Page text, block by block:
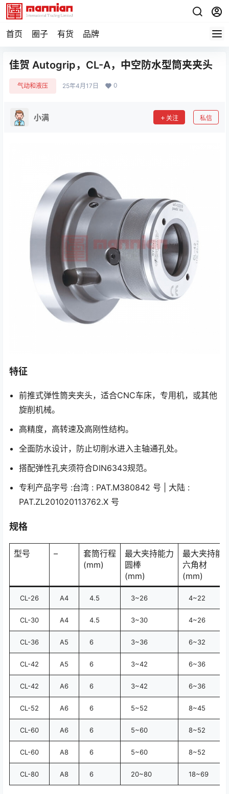
首页 圈子 有货 品牌
佳贺 Autogrip，CL-A，中空防水型筒夹夹头
气动和液压 25年4月17日 0
小满 关注 私信
特征
前推式弹性筒夹夹头，适合CNC车床，专用机，或其他
旋削机械。
高精度，高转速及高刚性结构。
全面防水设计，防止切削水进入主轴通孔处。
搭配弹性孔夹须符合DIN6343规范。
专利产品字号 :台湾 : PAT.M380842 号 | 大陆 :
PAT.ZL201020113762.X 号
规格
型号 –
套筒行程
(mm)
最大夹持能力
圆棒
(mm)
最大夹持能
六角材
(mm)
CL-26 A4 4.5 3~26 4~22
CL-30 A4 4.5 3~30 4~26
CL-36 A5 6 3~36 6~32
CL-42 A5 6 3~42 6~36
CL-42 A6 6 3~42 6~36
CL-52 A6 6 5~52 8~45
CL-60 A6 6 5~60 8~52
CL-60 A8 6 5~60 8~52
CL-80 A8 6 20~80 18~69